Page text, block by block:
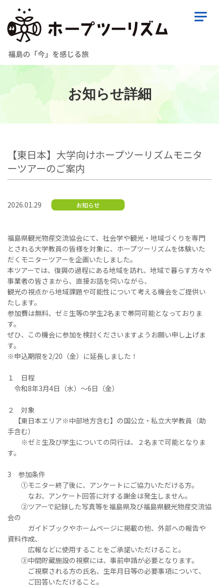
お知らせ詳細
【東日本】大学向けホープツーリズムモニタ
ーツアーのご案内
2026.01.29 お知らせ
福島県観光物産交流協会にて、社会学や観光・地域づくりを専門
とされる大学教員の皆様を対象に、ホープツーリズムを体験いた
だくモニターツアーを企画いたしました。
本ツアーでは、復興の過程にある地域を訪れ、地域で暮らす方々や
事業者の皆さまから、直接お話を伺いながら、
観光の視点から地域課題や可能性について考える機会をご提供い
たします。
参加費は無料、ゼミ生等の学生2名まで帯同可能となっておりま
す。
ぜひ、この機会に参加を検討くださいますようお願い申し上げま
す。
※申込期限を2/20（金）に延長しました！
１ 日程
令和8年3月4日（水）～6日（金）
２ 対象
【東日本エリア※中部地方含む】の国公立・私立大学教員（助
手含む）
※ゼミ生及び学生についての同行は、２名まで可能となりま
す。
3 参加条件
①モニター終了後に、アンケートにご協力いただける方。
なお、アンケート回答に対する謝金は発生しません。
②ツアーで記録した写真等を福島県及び福島県観光物産交流協
会の
ガイドブックやホームページに掲載の他、外部への報告や
資料作成、
広報などに使用することをご承諾いただけること。
③中間貯蔵施設の視察には、事前申請が必要となります。
ご視察される方の氏名、生年月日等の必要事項について、
ご回答いただけること。